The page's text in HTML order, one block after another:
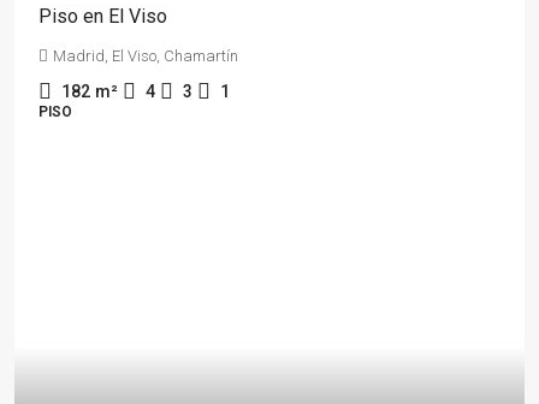
Piso en El Viso
Madrid, El Viso, Chamartín
182 m² 4 3 1
PISO